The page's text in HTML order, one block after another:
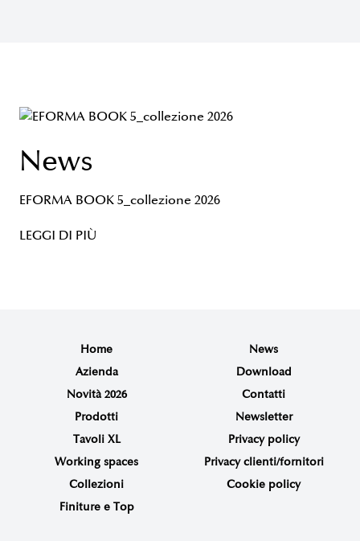
News
EFORMA BOOK 5_collezione 2026
LEGGI DI PIÙ
Home
Azienda
Novità 2026
Prodotti
Tavoli XL
Working spaces
Collezioni
Finiture e Top
News
Download
Contatti
Newsletter
Privacy policy
Privacy clienti/fornitori
Cookie policy